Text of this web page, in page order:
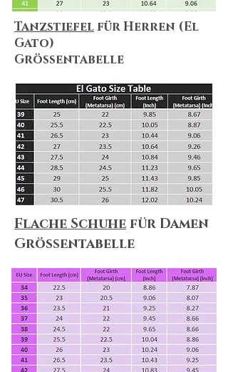
Tanzstiefel für Herren (El
Gato)
Größentabelle
Flache Schuhe für Damen
Größentabelle